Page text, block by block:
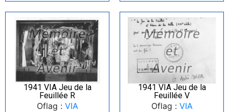
1941 VIA Jeu de la
Feuillée R
Oflag : VIA
1941 VIA Jeu de la
Feuillée V
Oflag : VIA